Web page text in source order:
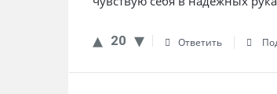
20 Ответить